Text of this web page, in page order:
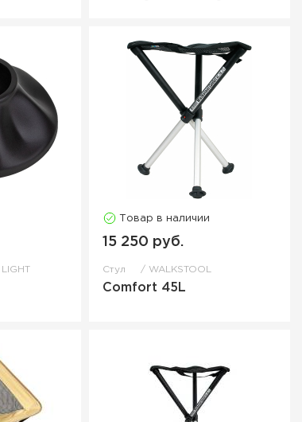
LIGHT
Товар в наличии
15 250 руб.
Стул WALKSTOOL
Comfort 45L